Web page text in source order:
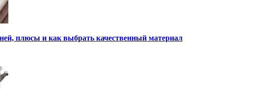
плюсы и как выбрать качественный материал